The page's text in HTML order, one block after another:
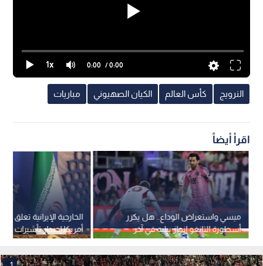
1x 0:00 / 0:00
النرويج كأس العالم الكيان الصهيوني مباريات
اقرأ أيضاً
الخارجية الإيرانية تعلق
أمريكا إصدار تأشيرات
الإيراني
ميسي واستعراض الوداع.. هل يكرر
أسطورة التانغو إنجاز بيليه في آخر
مونديال له؟